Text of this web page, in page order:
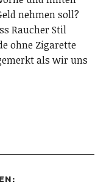
nehmen soll?
Raucher Stil
ohne Zigarette
als wir uns